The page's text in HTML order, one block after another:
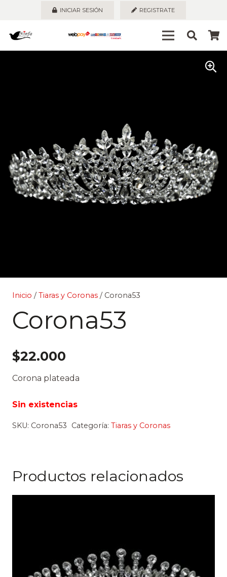
INICIAR SESIÓN REGISTRATE
Inicio /Tiaras y Coronas / Corona53
Corona53
$22.000
Corona plateada
Sin existencias
SKU: Corona53 Categoría: Tiaras y Coronas
Productos relacionados